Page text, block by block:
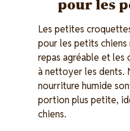
Les petites
pour les petits chiens
repas agréable et les
à nettoyer les dents.
nourriture humide
portion plus petite,
chiens.